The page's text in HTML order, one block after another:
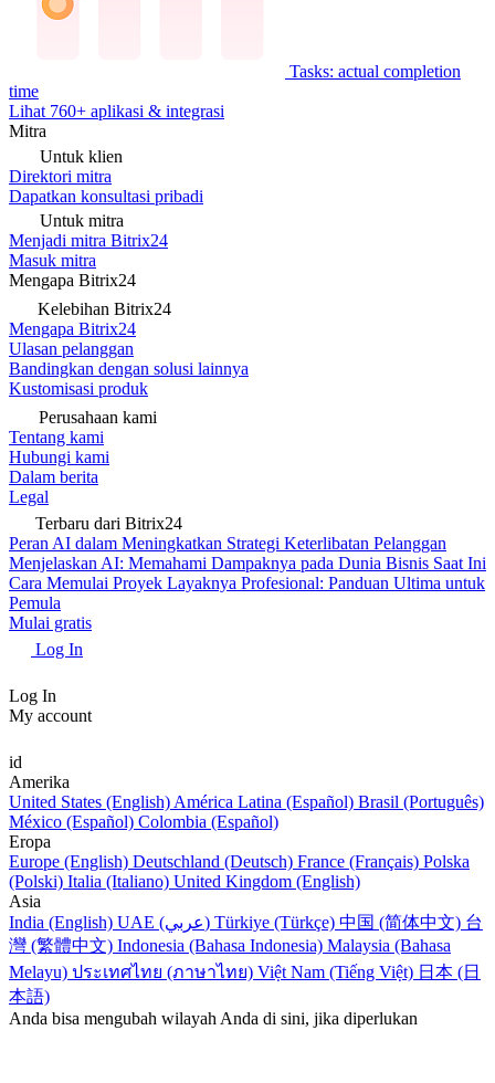
Tasks: actual completion
time
Lihat 760+ aplikasi & integrasi
Mitra
Untuk klien
Direktori mitra
Dapatkan konsultasi pribadi
Untuk mitra
Menjadi mitra Bitrix24
Masuk mitra
Mengapa Bitrix24
Kelebihan Bitrix24
Mengapa Bitrix24
Ulasan pelanggan
Bandingkan dengan solusi lainnya
Kustomisasi produk
Perusahaan kami
Tentang kami
Hubungi kami
Dalam berita
Legal
Terbaru dari Bitrix24
Peran AI dalam Meningkatkan Strategi Keterlibatan Pelanggan
Menjelaskan AI: Memahami Dampaknya pada Dunia Bisnis Saat Ini
Cara Memulai Proyek Layaknya Profesional: Panduan Ultima untuk
Pemula
Mulai gratis
Log In
Log In
My account
id
Amerika
United States (English) América Latina (Español) Brasil (Português)
México (Español) Colombia (Español)
Eropa
Europe (English) Deutschland (Deutsch) France (Français) Polska
(Polski) Italia (Italiano) United Kingdom (English)
Asia
India (English)
UAE (عربي) Türkiye (Türkçe) 中国 (简体中文) 台
灣 (繁體中文) Indonesia (Bahasa Indonesia) Malaysia (Bahasa
Melayu) ประเทศไทย (ภาษาไทย) Việt Nam (Tiếng Việt) 日本 (日
本語)
Anda bisa mengubah wilayah Anda di sini, jika diperlukan